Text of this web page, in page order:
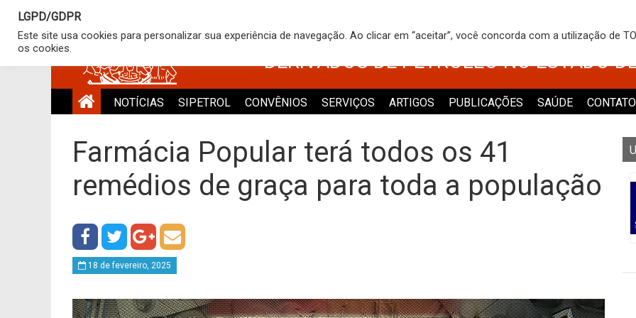
SINDICATO DOS TRABALHADORES NO
DERIVADOS DE PETRÓLEO NO ESTADO
NOTÍCIAS SIPETROL CONVÊNIOS SERVIÇOS ARTIGOS PUBLICAÇÕES SAÚDE CONTATO
Farmácia Popular terá todos os 41
remédios de graça para toda a população
18 de fevereiro, 2025
LGPD/GDPR
Este site usa cookies para personalizar sua experiência de navegação. Ao clicar em “aceitar”, você concorda com a utilização de
os cookies.